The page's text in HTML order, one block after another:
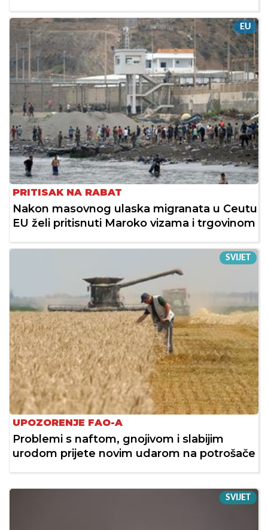
EU
PRITISAK NA RABAT
Nakon masovnog ulaska migranata u Ceutu
EU želi pritisnuti Maroko vizama i trgovinom
SVIJET
UPOZORENJE FAO-A
Problemi s naftom, gnojivom i slabijim
urodom prijete novim udarom na potrošače
SVIJET